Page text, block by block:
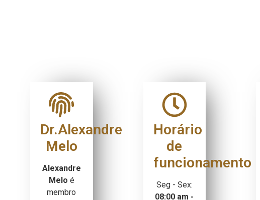
Dr.Alexandre
Melo
Alexandre
Melo é
membro
Horário
de
funcionamento
Seg - Sex:
08:00 am -